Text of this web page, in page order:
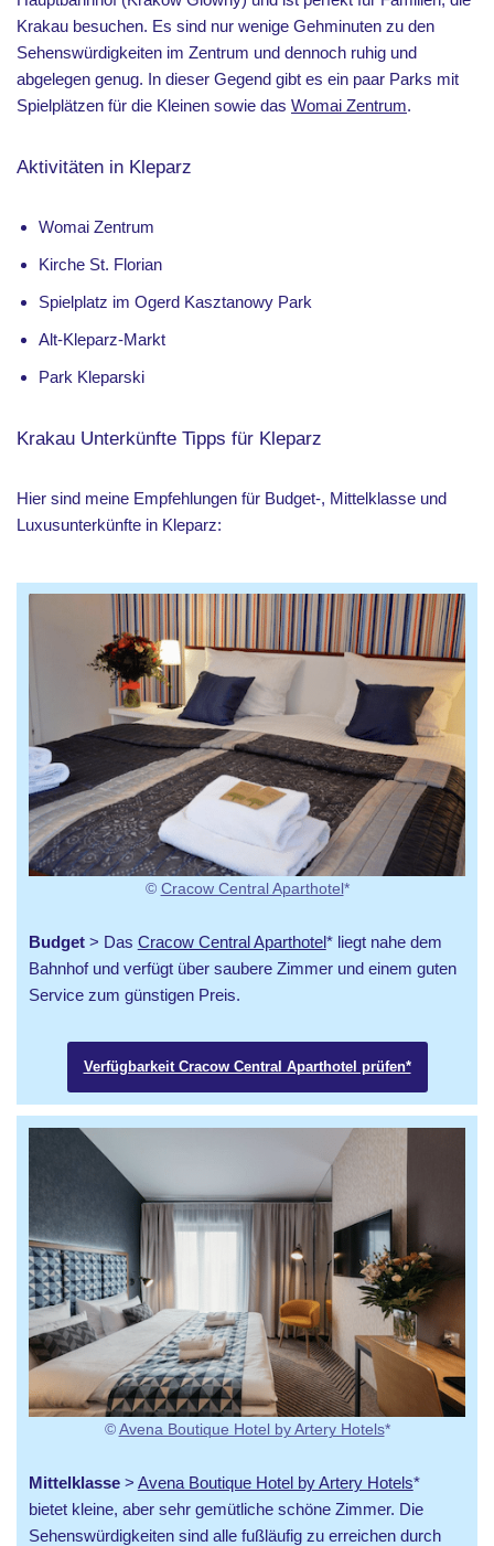
Krakau besuchen. Es sind nur wenige Gehminuten zu den
Sehenswürdigkeiten im Zentrum und dennoch ruhig und
abgelegen genug. In dieser Gegend gibt es ein paar Parks mit
Spielplätzen für die Kleinen sowie das Womai Zentrum.
Aktivitäten in Kleparz
Womai Zentrum
Kirche St. Florian
Spielplatz im Ogerd Kasztanowy Park
Alt-Kleparz-Markt
Park Kleparski
Krakau Unterkünfte Tipps für Kleparz
Hier sind meine Empfehlungen für Budget-, Mittelklasse und
Luxusunterkünfte in Kleparz:
© Cracow Central Aparthotel *
Budget> Das Cracow Central Aparthotel* liegt nahe dem
Bahnhof und verfügt über saubere Zimmer und einem guten
Service zum günstigen Preis.
Verfügbarkeit Cracow Central Aparthotel prüfen*
© Avena Boutique Hotel by Artery Hotels*
Mittelklasse> Avena Boutique Hotel by Artery Hotels*
bietet kleine, aber sehr gemütliche schöne Zimmer. Die
Sehenswürdigkeiten sind alle fußläufig zu erreichen durch